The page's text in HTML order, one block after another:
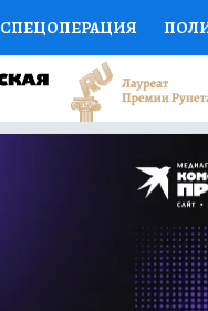
СПЕЦОПЕРАЦИЯ
НАУКА СПОРТ
ДОКТОР
ПРОГНОЗЫ НА СПОРТ
НОВОЕ